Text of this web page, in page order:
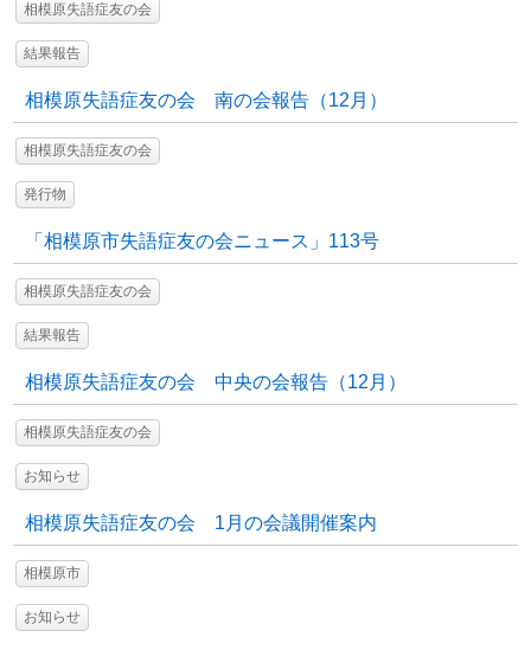
相模原失語症友の会
結果報告
相模原失語症友の会 南の会報告（12月）
相模原失語症友の会
発行物
「相模原市失語症友の会ニュース」113号
相模原失語症友の会
結果報告
相模原失語症友の会 中央の会報告（12月）
相模原失語症友の会
お知らせ
相模原失語症友の会 1月の会議開催案内
相模原市
お知らせ